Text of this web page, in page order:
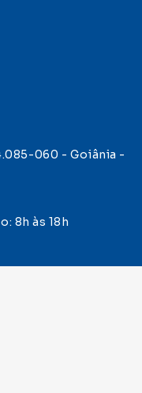
060 - Goiânia -
8h às 18h